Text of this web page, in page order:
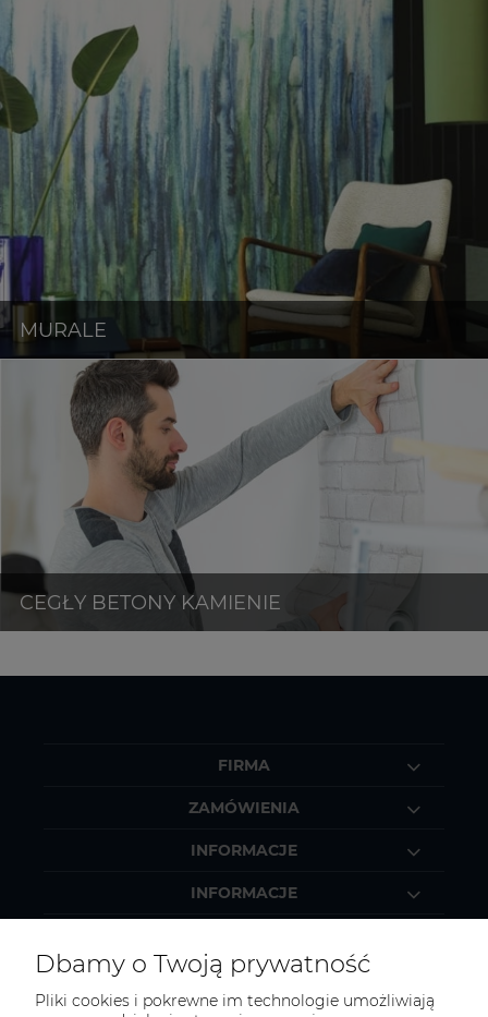
FIRMA
ZAMÓWIENIA
INFORMACJE
INFORMACJE
Dbamy o Twoją prywatność
Pliki cookies i pokrewne im technologie umożliwiają